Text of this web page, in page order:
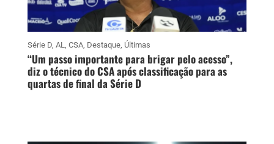
Série D, AL, CSA, Destaque, Últimas
“Um passo importante para brigar pelo acesso”,
diz o técnico do CSA após classificação para as
quartas de final da Série D